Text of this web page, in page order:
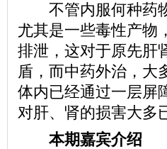
不管内服何种药物
尤其是一些毒性产物
排泄，这对于原先肝
盾，而中药外治，大
体内已经通过一层屏
对肝、肾的损害大多
本期嘉宾介绍